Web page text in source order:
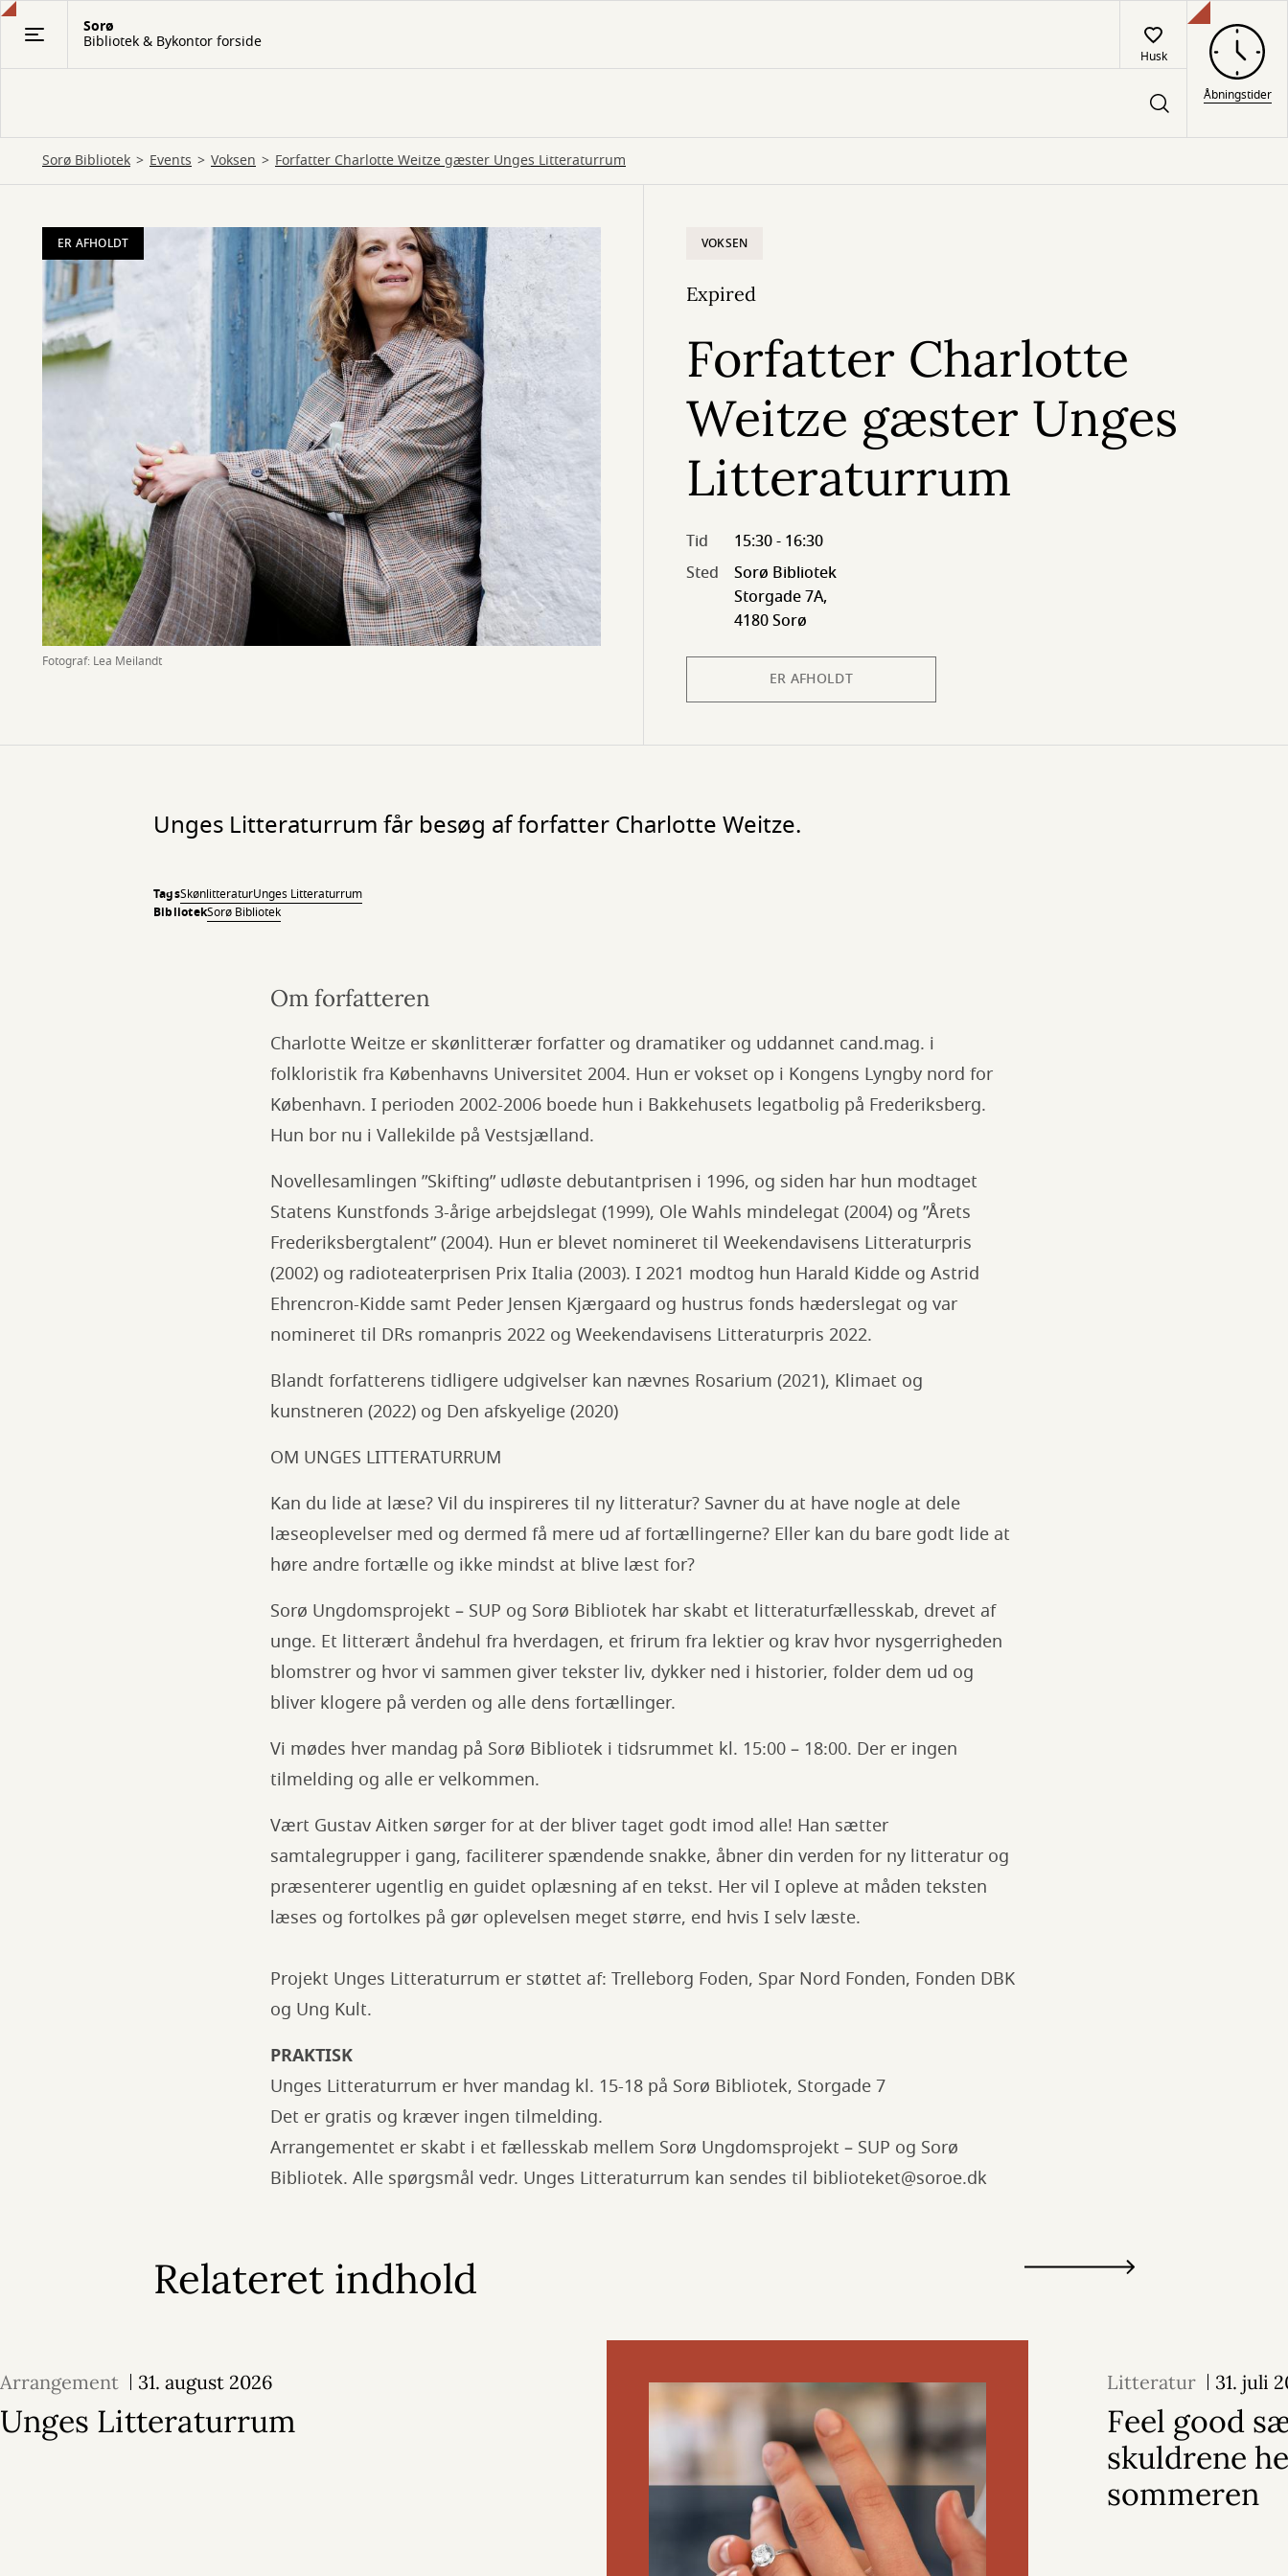
Gå
Sorø
Bibliotek & Bykontor forside
Husk
Åbningstider
Sorø Bibliotek Events Voksen Forfatter Charlotte Weitze gæster Unges Litteraturrum
ER AFHOLDT
Fotograf: Lea Meilandt
VOKSEN
Expired
Forfatter Charlotte
Weitze gæster Unges
Litteraturrum
Tid
15:30 - 16:30
Sted
Sorø Bibliotek
Storgade 7A,
4180 Sorø
ER AFHOLDT
Unges Litteraturrum får besøg af forfatter Charlotte Weitze.
TagsSkønlitteraturUnges Litteraturrum
BibliotekSorø Bibliotek
Om forfatteren
Charlotte Weitze er skønlitterær forfatter og dramatiker og uddannet cand.mag. i
folkloristik fra Københavns Universitet 2004. Hun er vokset op i Kongens Lyngby nord for
København. I perioden 2002-2006 boede hun i Bakkehusets legatbolig på Frederiksberg.
Hun bor nu i Vallekilde på Vestsjælland.
Novellesamlingen ”Skifting” udløste debutantprisen i 1996, og siden har hun modtaget
Statens Kunstfonds 3-årige arbejdslegat (1999), Ole Wahls mindelegat (2004) og ”Årets
Frederiksbergtalent” (2004). Hun er blevet nomineret til Weekendavisens Litteraturpris
(2002) og radioteaterprisen Prix Italia (2003). I 2021 modtog hun Harald Kidde og Astrid
Ehrencron-Kidde samt Peder Jensen Kjærgaard og hustrus fonds hæderslegat og var
nomineret til DRs romanpris 2022 og Weekendavisens Litteraturpris 2022.
Blandt forfatterens tidligere udgivelser kan nævnes Rosarium (2021), Klimaet og
kunstneren (2022) og Den afskyelige (2020)
OM UNGES LITTERATURRUM
Kan du lide at læse? Vil du inspireres til ny litteratur? Savner du at have nogle at dele
læseoplevelser med og dermed få mere ud af fortællingerne? Eller kan du bare godt lide at
høre andre fortælle og ikke mindst at blive læst for?
Sorø Ungdomsprojekt – SUP og Sorø Bibliotek har skabt et litteraturfællesskab, drevet af
unge. Et litterært åndehul fra hverdagen, et frirum fra lektier og krav hvor nysgerrigheden
blomstrer og hvor vi sammen giver tekster liv, dykker ned i historier, folder dem ud og
bliver klogere på verden og alle dens fortællinger.
Vi mødes hver mandag på Sorø Bibliotek i tidsrummet kl. 15:00 – 18:00. Der er ingen
tilmelding og alle er velkommen.
Vært Gustav Aitken sørger for at der bliver taget godt imod alle! Han sætter
samtalegrupper i gang, faciliterer spændende snakke, åbner din verden for ny litteratur og
præsenterer ugentlig en guidet oplæsning af en tekst. Her vil I opleve at måden teksten
læses og fortolkes på gør oplevelsen meget større, end hvis I selv læste.
Projekt Unges Litteraturrum er støttet af: Trelleborg Foden, Spar Nord Fonden, Fonden DBK
og Ung Kult.
PRAKTISK
Unges Litteraturrum er hver mandag kl. 15-18 på Sorø Bibliotek, Storgade 7
Det er gratis og kræver ingen tilmelding.
Arrangementet er skabt i et fællesskab mellem Sorø Ungdomsprojekt – SUP og Sorø
Bibliotek. Alle spørgsmål vedr. Unges Litteraturrum kan sendes til biblioteket@soroe.dk
Relateret indhold
Arrangement 31. august 2026
Unges Litteraturrum
Litteratur 31. juli
Feel good
skuldrene
sommeren